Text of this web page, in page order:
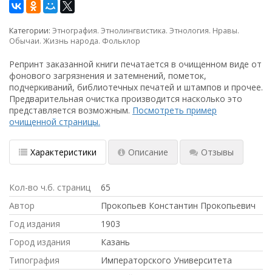
Категории: Этнография. Этнолингвистика. Этнология. Нравы.
Обычаи. Жизнь народа. Фольклор
Репринт заказанной книги печатается в очищенном виде от
фонового загрязнения и затемнений, пометок,
подчеркиваний, библиотечных печатей и штампов и прочее.
Предварительная очистка производится насколько это
представляется возможным. Посмотреть пример
очищенной страницы.
Характеристики Описание Отзывы
Кол-во ч.б. страниц
65
Автор
Прокопьев Константин Прокопьевич
Год издания
1903
Город издания
Казань
Типография
Императорского Университета